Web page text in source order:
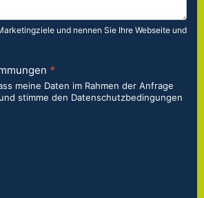
und nennen Sie Ihre Webseite und
*
meine Daten im Rahmen der Anfrage
stimme den Datenschutzbedingungen